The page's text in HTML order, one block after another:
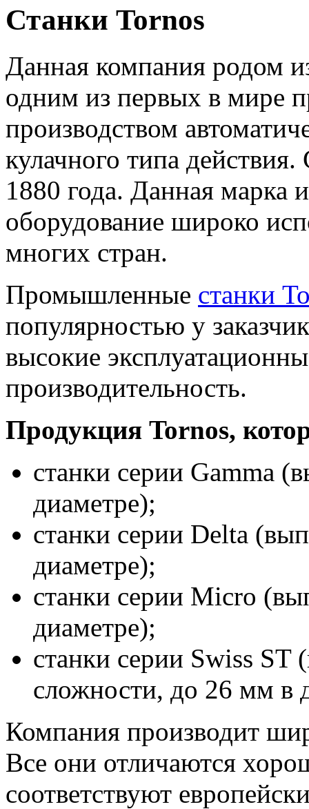
Станки Tornos
Данная компания родом
одним из первых в мире
производством
кулачного типа
1880 года. Данная марка
оборудование широко
многих стран.
Промышленные станки
популярностью у
высокие
производительность.
Продукция Tornos,
станки серии Gamma
диаметре);
станки серии Delta
диаметре);
станки серии Micro
диаметре);
станки серии Swiss ST
сложности, до 26 мм в
Компания производит
Все они отличаются
соответствуют